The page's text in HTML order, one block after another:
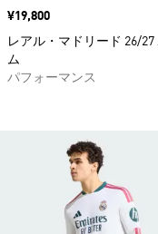
価格
¥19,800
レアル・マドリード 26/
ム
パフォーマンス